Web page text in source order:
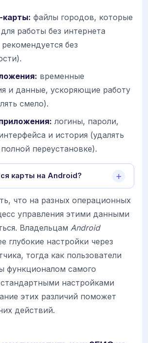
файлы городов, которые
работы без интернета
без
временные
и данные, ускоряющие работу
смело).
логины, пароли,
и история (удалять
переустановке).
карты на Android?
что на разных операционных
управления этими данными
Владельцам Android
глубокие настройки через
тогда как пользователи
функционалом самого
настройками
этих различий поможет
действий.